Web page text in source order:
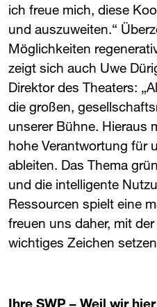
ich freue mich, diese
und auszuweiten.“
Möglichkeiten
zeigt sich auch Uwe
Direktor des Theaters:
die großen,
unserer Bühne. Hieraus
hohe Verantwortung für
ableiten. Das Thema
und die intelligente
Ressourcen spielt eine
freuen uns daher, mit
wichtiges Zeichen
Ihre ​ SWP – Weil wir